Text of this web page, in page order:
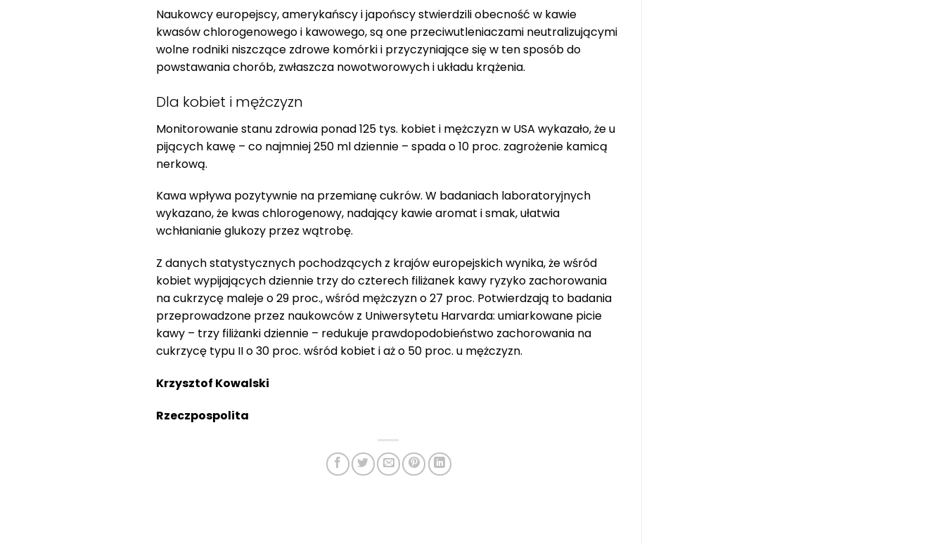
Naukowcy europejscy, amerykańscy i japońscy stwierdzili obecność w kawie
kwasów chlorogenowego i kawowego, są one przeciwutleniaczami neutralizującymi
wolne rodniki niszczące zdrowe komórki i przyczyniające się w ten sposób do
powstawania chorób, zwłaszcza nowotworowych i układu krążenia.
Dla kobiet i mężczyzn
Monitorowanie stanu zdrowia ponad 125 tys. kobiet i mężczyzn w USA wykazało, że u
pijących kawę – co najmniej 250 ml dziennie – spada o 10 proc. zagrożenie kamicą
nerkową.
Kawa wpływa pozytywnie na przemianę cukrów. W badaniach laboratoryjnych
wykazano, że kwas chlorogenowy, nadający kawie aromat i smak, ułatwia
wchłanianie glukozy przez wątrobę.
Z danych statystycznych pochodzących z krajów europejskich wynika, że wśród
kobiet wypijających dziennie trzy do czterech filiżanek kawy ryzyko zachorowania
na cukrzycę maleje o 29 proc., wśród mężczyzn o 27 proc. Potwierdzają to badania
przeprowadzone przez naukowców z Uniwersytetu Harvarda: umiarkowane picie
kawy – trzy filiżanki dziennie – redukuje prawdopodobieństwo zachorowania na
cukrzycę typu II o 30 proc. wśród kobiet i aż o 50 proc. u mężczyzn.
Krzysztof Kowalski
Rzeczpospolita